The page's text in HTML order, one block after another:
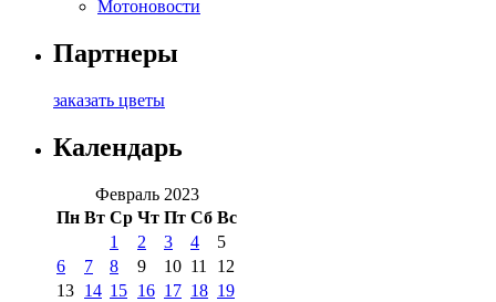
Мотоновости
Партнеры
заказать цветы
Календарь
Февраль 2023
Пн Вт Ср Чт Пт Сб Вс
1 2 3 4
5
6
7 8 9 10 11
12
13 14 15 16 17 18 19